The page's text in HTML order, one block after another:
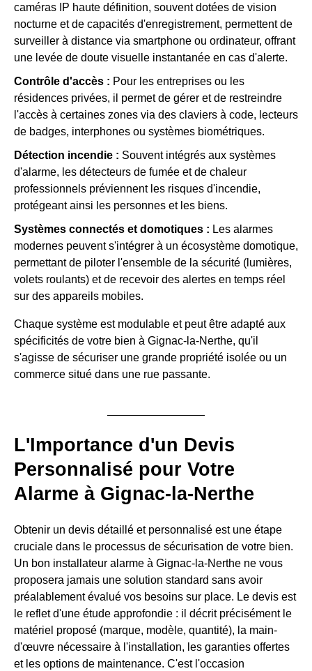
caméras IP haute définition, souvent dotées de vision
nocturne et de capacités d'enregistrement, permettent de
surveiller à distance via smartphone ou ordinateur, offrant
une levée de doute visuelle instantanée en cas d'alerte.
Contrôle d'accès : Pour les entreprises ou les
résidences privées, il permet de gérer et de restreindre
l'accès à certaines zones via des claviers à code, lecteurs
de badges, interphones ou systèmes biométriques.
Détection incendie : Souvent intégrés aux systèmes
d'alarme, les détecteurs de fumée et de chaleur
professionnels préviennent les risques d'incendie,
protégeant ainsi les personnes et les biens.
Systèmes connectés et domotiques : Les alarmes
modernes peuvent s'intégrer à un écosystème domotique,
permettant de piloter l'ensemble de la sécurité (lumières,
volets roulants) et de recevoir des alertes en temps réel
sur des appareils mobiles.
Chaque système est modulable et peut être adapté aux
spécificités de votre bien à Gignac-la-Nerthe, qu'il
s'agisse de sécuriser une grande propriété isolée ou un
commerce situé dans une rue passante.
L'Importance d'un Devis
Personnalisé pour Votre
Alarme à Gignac-la-Nerthe
Obtenir un devis détaillé et personnalisé est une étape
cruciale dans le processus de sécurisation de votre bien.
Un bon installateur alarme à Gignac-la-Nerthe ne vous
proposera jamais une solution standard sans avoir
préalablement évalué vos besoins sur place. Le devis est
le reflet d'une étude approfondie : il décrit précisément le
matériel proposé (marque, modèle, quantité), la main-
d'œuvre nécessaire à l'installation, les garanties offertes
et les options de maintenance. C'est l'occasion